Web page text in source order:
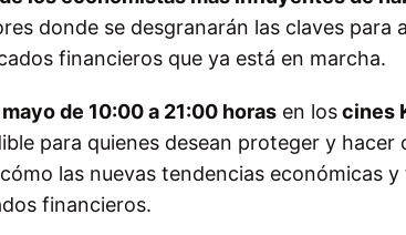
donde se desgranarán las claves para
financieros que ya está en marcha.
de 10:00 a 21:00 horas en loscines
para quienes desean proteger y hacer
las nuevas tendencias económicas
financieros.